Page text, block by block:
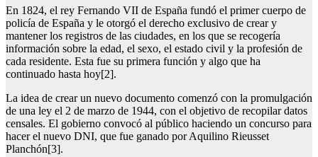
En 1824, el rey Fernando VII de España fundó el primer cuerpo de
policía de España y le otorgó el derecho exclusivo de crear y
mantener los registros de las ciudades, en los que se recogería
información sobre la edad, el sexo, el estado civil y la profesión de
cada residente. Esta fue su primera función y algo que ha
continuado hasta hoy[2].
La idea de crear un nuevo documento comenzó con la promulgación
de una ley el 2 de marzo de 1944, con el objetivo de recopilar datos
censales. El gobierno convocó al público haciendo un concurso para
hacer el nuevo DNI, que fue ganado por Aquilino Rieusset
Planchón[3].